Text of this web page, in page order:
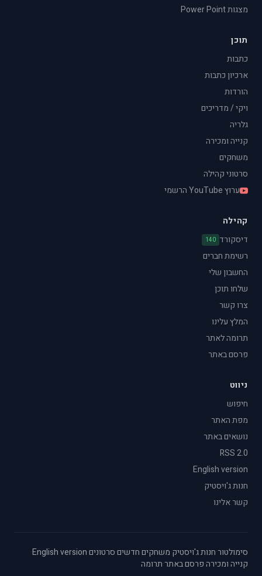
מצגות Power Point
תוכן
כתבות
ארכיון כתבות
הורדות
ויקי / מדריכים
גלריה
קנייה ומכירה
משחקים
סרטוני קהילה
ערוץ YouTube הרשמי
קהילה
דיסקורד 140
רשימת חברים
החשבון שלי
שלחו תוכן
צרו קשר
המלץ עלינו
תרומה לאתר
פרסם באתר
ניווט
חיפוש
מפת האתר
נושאים באתר
RSS 2.0
English version
חנות ג'ויסטיק
קשר אלינו
סימולטור·חנות ג'ויסטיק·משחקים חדשים·סרטונים·
English version
·
קנייה ומכירה·פרסם באתר·תרומה